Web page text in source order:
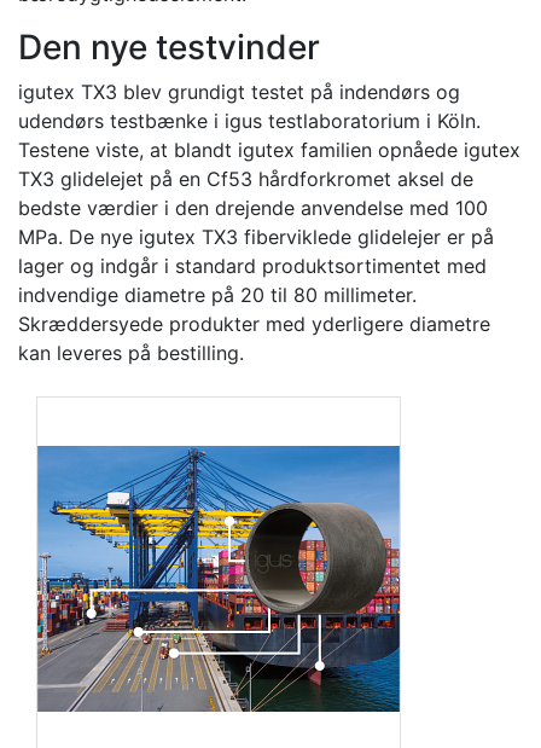
Den nye testvinder
igutex TX3 blev grundigt testet på indendørs og
udendørs testbænke i igus testlaboratorium i Köln.
Testene viste, at blandt igutex familien opnåede igutex
TX3 glidelejet på en Cf53 hårdforkromet aksel de
bedste værdier i den drejende anvendelse med 100
MPa. De nye igutex TX3 fiberviklede glidelejer er på
lager og indgår i standard produktsortimentet med
indvendige diametre på 20 til 80 millimeter.
Skræddersyede produkter med yderligere diametre
kan leveres på bestilling.